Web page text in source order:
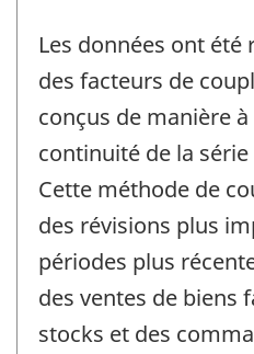
Les données ont
des facteurs de
conçus de manière
continuité de la
Cette méthode de
des révisions plus
périodes plus
des ventes de biens
stocks et des